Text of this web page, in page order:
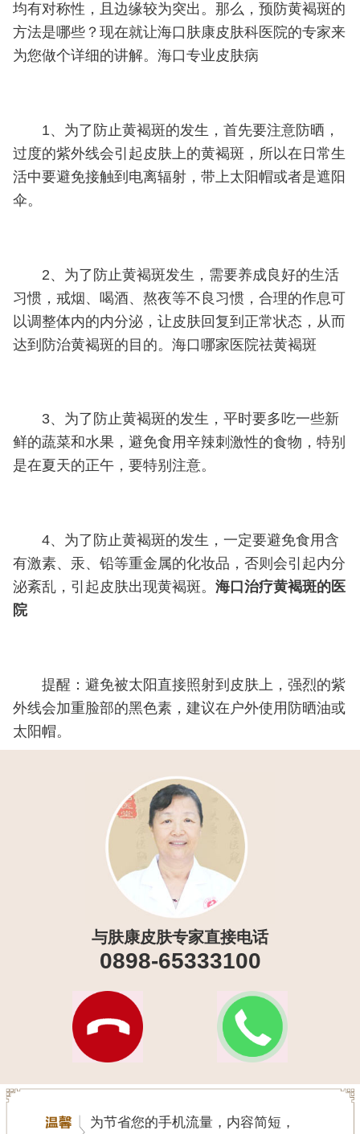
均有对称性，且边缘较为突出。那么，预防黄褐斑的
方法是哪些？现在就让海口肤康皮肤科医院的专家来
为您做个详细的讲解。海口专业皮肤病
1、为了防止黄褐斑的发生，首先要注意防晒，
过度的紫外线会引起皮肤上的黄褐斑，所以在日常生
活中要避免接触到电离辐射，带上太阳帽或者是遮阳
伞。
2、为了防止黄褐斑发生，需要养成良好的生活
习惯，戒烟、喝酒、熬夜等不良习惯，合理的作息可
以调整体内的内分泌，让皮肤回复到正常状态，从而
达到防治黄褐斑的目的。海口哪家医院祛黄褐斑
3、为了防止黄褐斑的发生，平时要多吃一些新
鲜的蔬菜和水果，避免食用辛辣刺激性的食物，特别
是在夏天的正午，要特别注意。
4、为了防止黄褐斑的发生，一定要避免食用含
有激素、汞、铅等重金属的化妆品，否则会引起内分
泌紊乱，引起皮肤出现黄褐斑。 海口治疗黄褐斑的医
院
提醒：避免被太阳直接照射到皮肤上，强烈的紫
外线会加重脸部的黑色素，建议在户外使用防晒油或
太阳帽。
与肤康皮肤专家直接电话
0898-65333100
为节省您的手机流量，内容简短，